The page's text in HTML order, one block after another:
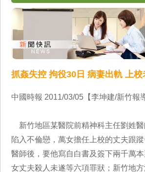
醫生
抓姦失控 拘役30日 病妻出軌 上
中國時報 2011/03/05【李坤建/新竹報
新竹地區某醫院前精神科主任劉姓醫
陷入不倫戀，萬女擔任上校的丈夫跟
醫師後，要他寫自白書及簽下兩千萬
女丈夫殺人未遂等六項罪狀；新竹地